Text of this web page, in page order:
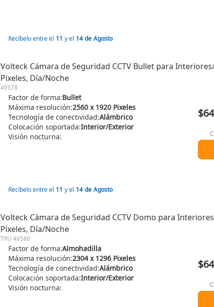
Recíbelo entre el 11 y el 14 de Agosto
Volteck Cámara de Seguridad CCTV Bullet para
Pixeles, Día/Noche
49578
Factor de forma:Bullet
Máxima resolución:2560 x 1920 Pixeles
Tecnología de conectividad:Alámbrico
Colocación soportada:Interior/Exterior
Visión nocturna:
Recíbelo entre el 11 y el 14 de Agosto
Volteck Cámara de Seguridad CCTV Domo para
Pixeles, Día/Noche
TRU 49580
Factor de forma:Almohadilla
Máxima resolución:2304 x 1296 Pixeles
Tecnología de conectividad:Alámbrico
Colocación soportada:Interior/Exterior
Visión nocturna: